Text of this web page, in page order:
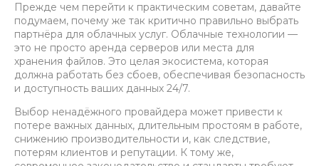
Прежде чем перейти к практическим советам, давайте
подумаем, почему же так критично правильно выбрать
партнёра для облачных услуг. Облачные технологии —
это не просто аренда серверов или места для
хранения файлов. Это целая экосистема, которая
должна работать без сбоев, обеспечивая безопасность
и доступность ваших данных 24/7.
Выбор ненадёжного провайдера может привести к
потере важных данных, длительным простоям в работе,
снижению производительности и, как следствие,
потерям клиентов и репутации. К тому же,